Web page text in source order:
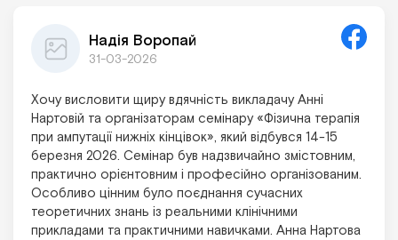
Надія Воропай
31-03-2026
Хочу висловити щиру вдячність викладачу Анні
Нартовій та організаторам семінару «Фізична терапія
при ампутації нижніх кінцівок», який відбувся 14-15
березня 2026. Семінар був надзвичайно змістовним,
практично орієнтовним і професійно організованим.
Особливо цінним було поєднання сучасних
теоретичних знань із реальними клінічними
прикладами та практичними навичками. Анна Нартова